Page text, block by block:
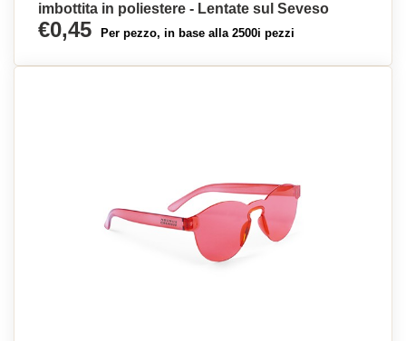
imbottita in poliestere - Lentate sul Seveso
€0,45 Per pezzo, in base alla 2500i pezzi